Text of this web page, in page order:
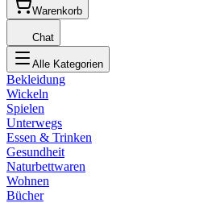
Warenkorb
Chat
Alle Kategorien
Bekleidung
Wickeln
Spielen
Unterwegs
Essen & Trinken
Gesundheit
Naturbettwaren
Wohnen
Bücher